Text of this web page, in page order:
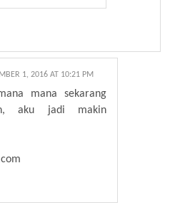
1, 2016 AT 10:21 PM
mana sekarang
aku jadi makin